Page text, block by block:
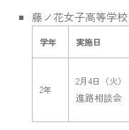
藤ノ花女子高等学校
学年 実施日
2年
2月4日（火）
進路相談会